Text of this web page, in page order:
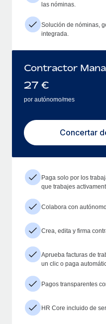
las nóminas.
Solución de nóminas,
integrada.
Contractor
27 €
por autónomo/mes
Concertar
Paga solo por los
que trabajes
Colabora con
Crea, edita y firma
Aprueba facturas de
un clic o paga
Pagos transparentes
HR Core incluido de